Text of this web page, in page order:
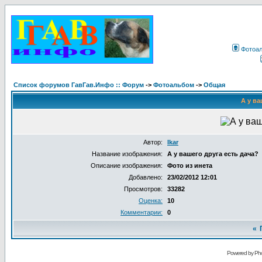
Список форумов ГавГав.Инфо :: Форум -> Фотоальбом -> Общая
А у
Автор:
Ikar
Название изображения:
А у вашего друга есть дача?
Описание изображения:
Фото из инета
Добавлено:
23/02/2012 12:01
Просмотров:
33282
Оценка:
10
Комментарии:
0
«
Powered by